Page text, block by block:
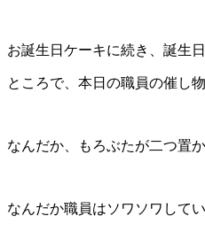
お誕生日ケーキに続き、誕生
ところで、本日の職員の催し
なんだか、もろぶたが二つ置
なんだか職員はソワソワしてい